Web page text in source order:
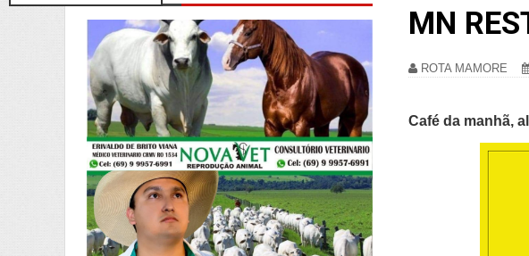
MN
ROTA MAMORE
Café da manhã,